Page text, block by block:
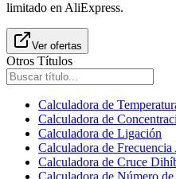
limitado en AliExpress.
Ver ofertas
Otros Títulos
Calculadora de
Calculadora de
Calculadora de Ligación
Calculadora de Frecuencia
Calculadora de Cruce
Calculadora de Número